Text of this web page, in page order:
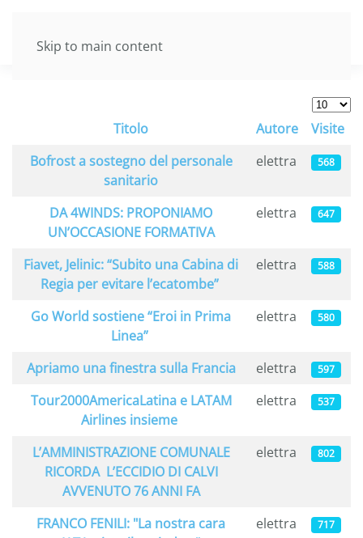
Skip to main content
Articoli
Titolo Autore
Visite
Bofrost a sostegno del personale
sanitario
elettra 568
DA 4WINDS: PROPONIAMO
UN’OCCASIONE FORMATIVA
elettra 647
Fiavet, Jelinic: “Subito una Cabina di
Regia per evitare l’ecatombe”
elettra 588
Go World sostiene “Eroi in Prima
Linea”
elettra 580
Apriamo una finestra sulla Francia elettra 597
Tour2000AmericaLatina e LATAM
Airlines insieme
elettra 537
L’AMMINISTRAZIONE COMUNALE
RICORDA L’ECCIDIO DI CALVI
AVVENUTO 76 ANNI FA
elettra 802
FRANCO FENILI: "La nostra cara
elettra 717